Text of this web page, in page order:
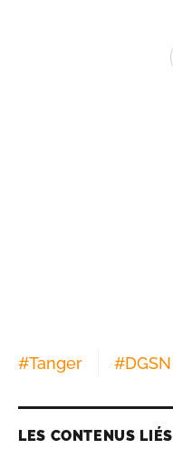
#Tanger #DGSN
LES CONTENUS LIÉS